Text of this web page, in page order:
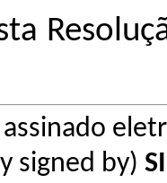
signed by)